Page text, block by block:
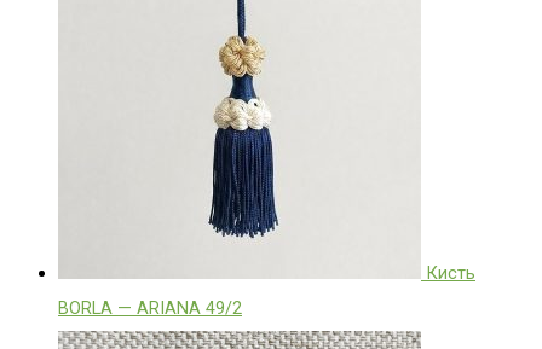
Кисть
BORLA — ARIANA 49/2